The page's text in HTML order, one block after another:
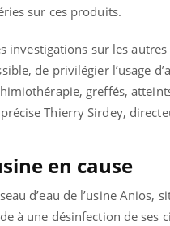
sur ces produits.
investigations sur les
de privilégier l’usage
greffés,
Thierry Sirdey,
en cause
d’eau de l’usine Anios,
à une désinfection de ses